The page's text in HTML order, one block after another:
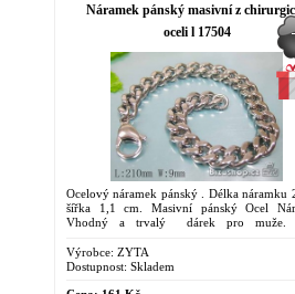
Náramek pánský masivní z
oceli l 17504
Ocelový náramek pánský . Délka náramku
šířka 1,1 cm. Masivní pánský Ocel
Vhodný a trvalý dárek pro muže.
svoje vlastnosti....
Výrobce: ZYTA
Dostupnost: Skladem